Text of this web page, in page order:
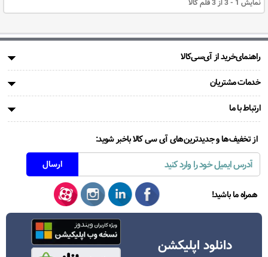
نمایش 1 - 3 از 3 قلم کالا
راهنمای‌خرید از آی‌سی‌کالا
خدمات مشتریان
ارتباط با ما
از تخفیف‌ها و جدیدترین‌های آی سی کالا باخبر شوید:
همراه ما باشید!
دانلود اپلیکشن